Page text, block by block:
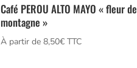
Café PEROU ALTO MAYO « fleur de
montagne »
À partir de 8,50€ TTC